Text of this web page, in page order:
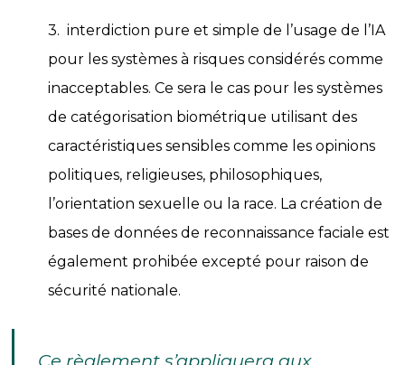
3. interdiction pure et simple de l’usage de l’IA
pour les systèmes à risques considérés comme
inacceptables. Ce sera le cas pour les systèmes
de catégorisation biométrique utilisant des
caractéristiques sensibles comme les opinions
politiques, religieuses, philosophiques,
l’orientation sexuelle ou la race. La création de
bases de données de reconnaissance faciale est
également prohibée excepté pour raison de
sécurité nationale.
Ce règlement s’appliquera aux